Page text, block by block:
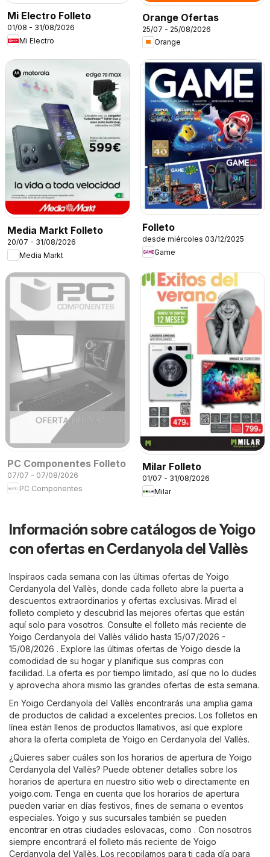
Mi Electro Folleto
01/08 - 31/08/2026
Mi Electro
Orange Ofertas
25/07 - 25/08/2026
Orange
Media Markt Folleto
20/07 - 31/08/2026
Media Markt
Folleto
desde miércoles 03/12/2025
Game
PC Componentes Folleto
07/07 - 07/08/2026
PC Componentes
Milar Folleto
01/07 - 31/08/2026
Milar
Información sobre catálogos de Yoigo
con ofertas en Cerdanyola del Vallès
Inspiraos cada semana con las últimas ofertas de Yoigo
Cerdanyola del Vallès, donde cada folleto abre la puerta a
descuentos extraordinarios y ofertas exclusivas. Mirad el
folleto completo y descubrid las mejores ofertas que están
aquí solo para vosotros. Consulte el folleto más reciente de
Yoigo Cerdanyola del Vallès válido hasta 15/07/2026 -
15/08/2026 . Explore las últimas ofertas de Yoigo desde la
comodidad de su hogar y planifique sus compras con
facilidad. La oferta es por tiempo limitado, así que no lo dudes
y aprovecha ahora mismo las grandes ofertas de esta semana.
En Yoigo Cerdanyola del Vallès encontrarás una amplia gama
de productos de calidad a excelentes precios. Los folletos en
línea están llenos de productos llamativos, así que explore
ahora la oferta completa de Yoigo en Cerdanyola del Vallès.
¿Quieres saber cuáles son los horarios de apertura de Yoigo
Cerdanyola del Vallès? Puede obtener detalles sobre los
horarios de apertura en nuestro sitio web o directamente en
yoigo.com. Tenga en cuenta que los horarios de apertura
pueden variar en días festivos, fines de semana o eventos
especiales. Yoigo y sus sucursales también se pueden
encontrar en otras ciudades eslovacas, como . Con nosotros
siempre encontrará el folleto más reciente de Yoigo
Cerdanyola del Vallès. Los recopilamos para ti cada día para